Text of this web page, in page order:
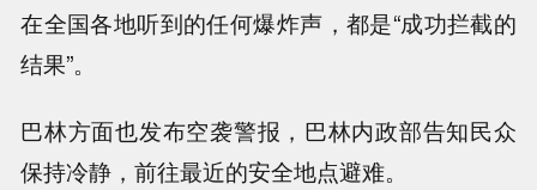
在全国各地听到的任何爆炸声，都是“成功拦截的
结果”。
巴林方面也发布空袭警报，巴林内政部告知民众
保持冷静，前往最近的安全地点避难。